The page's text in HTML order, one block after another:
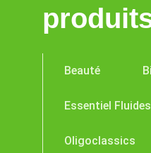
Beauté
Essentiel
Oligoclassics